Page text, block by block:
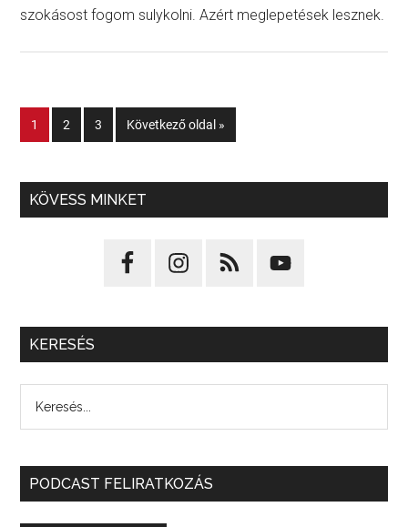
szokásost fogom sulykolni. Azért meglepetések lesznek.
1 2 3 Következő oldal »
KÖVESS MINKET
KERESÉS
PODCAST FELIRATKOZÁS